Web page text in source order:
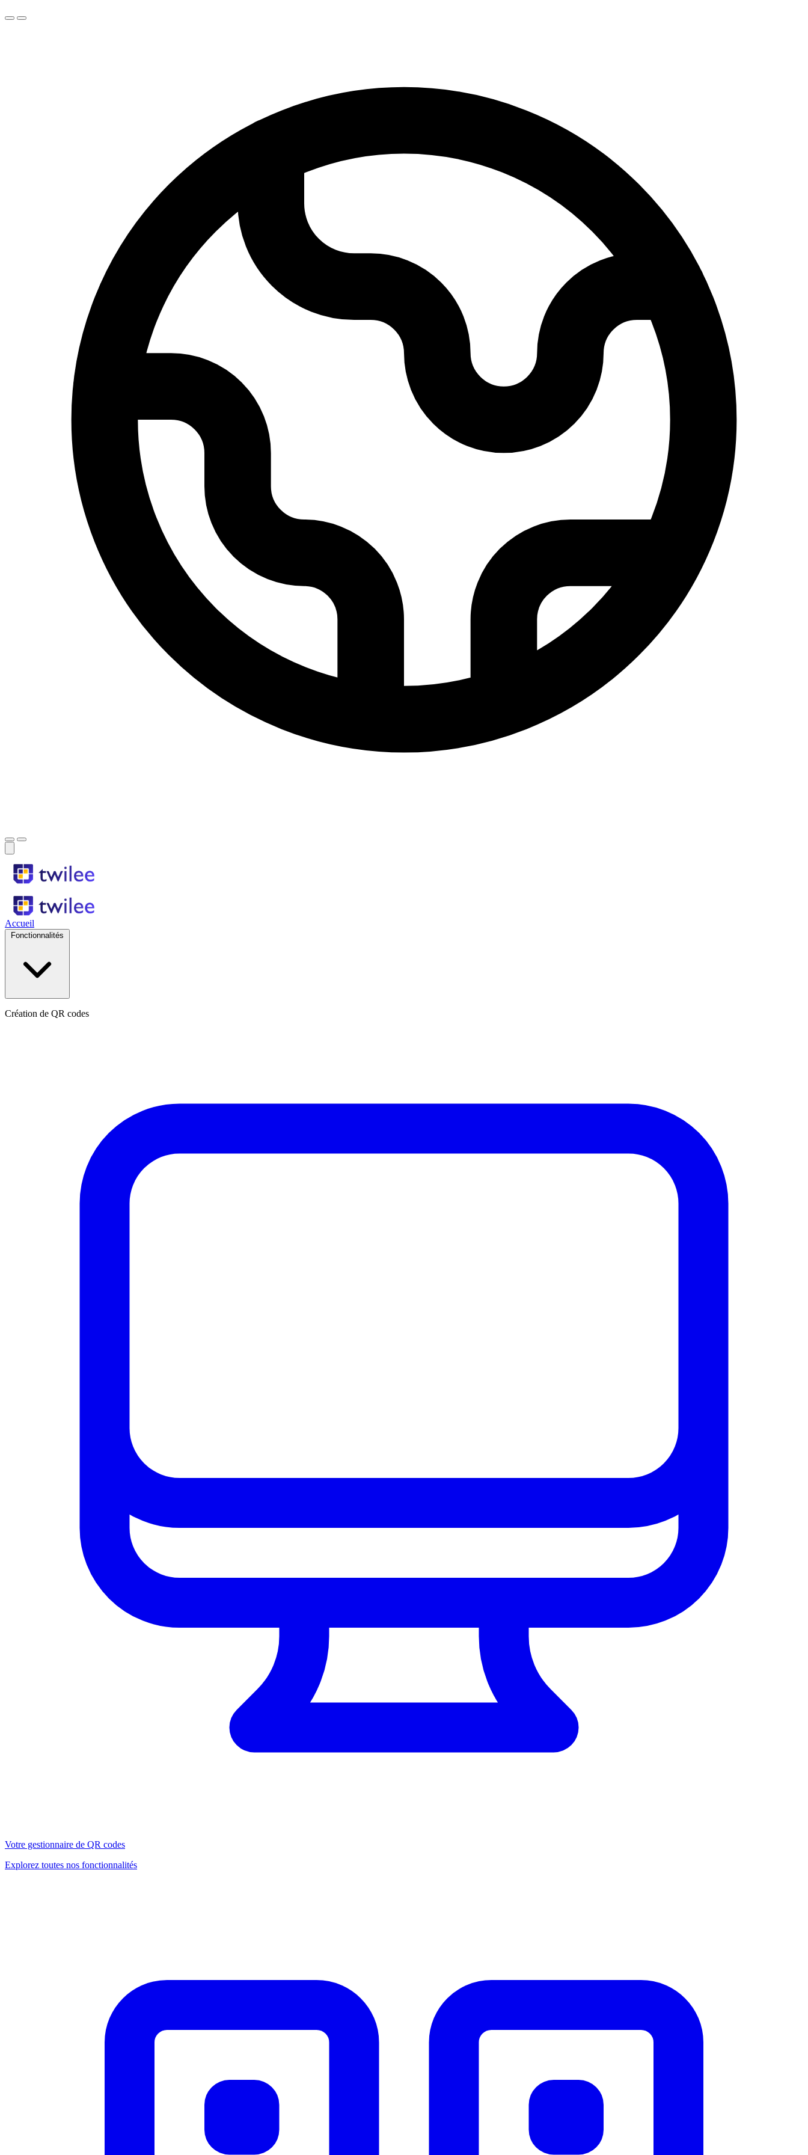
Accueil
Fonctionnalités
Création de QR codes
Votre gestionnaire de QR codes
Explorez toutes nos fonctionnalités